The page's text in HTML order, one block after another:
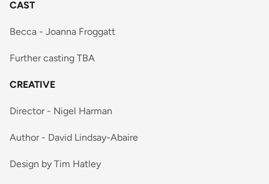
CAST
Becca - Joanna Froggatt
Further casting TBA
CREATIVE
Director - Nigel Harman
Author - David Lindsay-Abaire
Design by Tim Hatley